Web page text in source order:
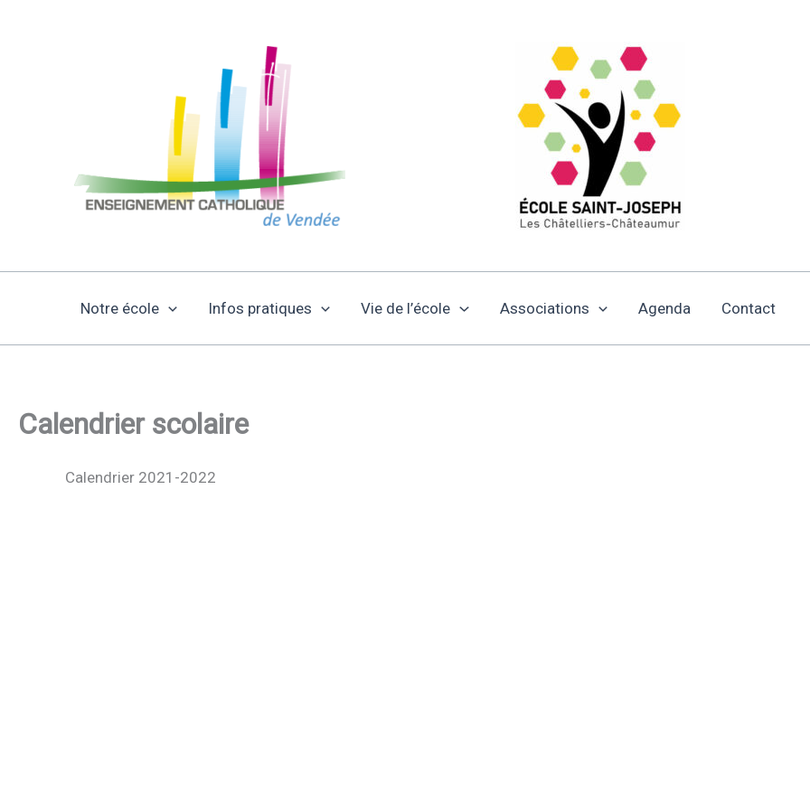
Notre école Infos pratiques Vie de l’école Associations Agenda Contact
Calendrier scolaire
Calendrier 2021-2022